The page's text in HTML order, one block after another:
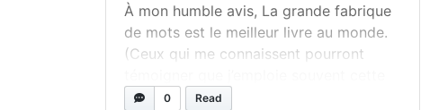
À mon humble avis, La grande fabrique
de mots est le meilleur livre au monde.
(Ceux qui me connaissent pourront
formule pour parler de plusieurs autres
0 Read